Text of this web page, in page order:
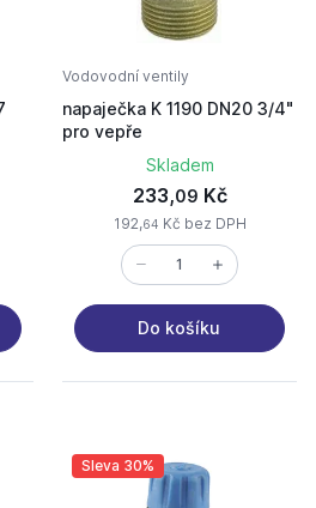
Vodovodní ventily
napaječka K 1190 DN20 3/4"
pro vepře
Skladem
233,09 Kč
192,64 Kč bez DPH
Do košíku
Sleva 30%